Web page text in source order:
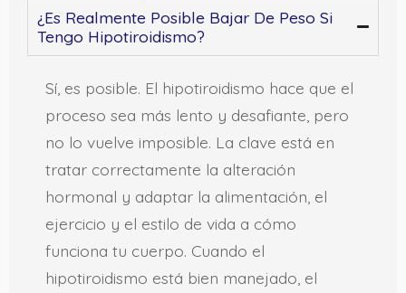
¿Es Realmente Posible Bajar De Peso Si
Tengo Hipotiroidismo?
Sí, es posible. El hipotiroidismo hace que el
proceso sea más lento y desafiante, pero
no lo vuelve imposible. La clave está en
tratar correctamente la alteración
hormonal y adaptar la alimentación, el
ejercicio y el estilo de vida a cómo
funciona tu cuerpo. Cuando el
hipotiroidismo está bien manejado, el